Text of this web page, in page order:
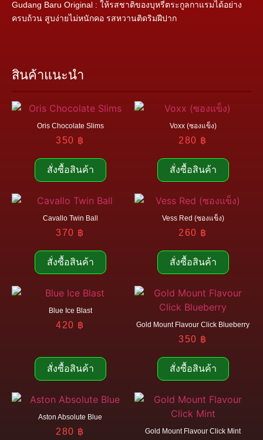
Gudang Baru Original : ให้รสชาติของบุหรี่ตระกูลกาแรมได้อย่าง
ครบถ้วน สูบง่ายไม่หนักคอ รสหวานติดริมฝีปาก
สินค้าแนะนำ
Oris Chocolate Slims
350 ฿
สั่งซื้อสินค้า
Voxx (ซองแข็ง)
280 ฿
สั่งซื้อสินค้า
Cavallo Twin Ball
370 ฿
สั่งซื้อสินค้า
Vess Red (ซองแข็ง)
260 ฿
สั่งซื้อสินค้า
Blue Ice Blast
420 ฿
สั่งซื้อสินค้า
Gold Mount Flavour Click Blueberry
350 ฿
สั่งซื้อสินค้า
Aston Absolute Blue
280 ฿ Gold Mount Flavour Click Mint